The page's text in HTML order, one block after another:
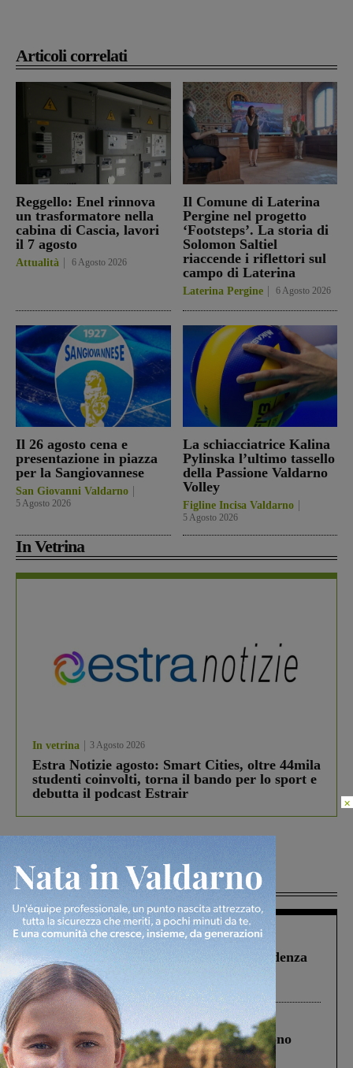
Articoli correlati
Reggello: Enel rinnova
un trasformatore nella
cabina di Cascia, lavori
il 7 agosto
Attualità 6 Agosto 2026
Il Comune di Laterina
Pergine nel progetto
‘Footsteps’. La storia di
Solomon Saltiel
riaccende i riflettori sul
campo di Laterina
Laterina Pergine 6 Agosto 2026
Il 26 agosto cena e
presentazione in piazza
per la Sangiovannese
San Giovanni Valdarno
5 Agosto 2026
La schiacciatrice Kalina
Pylinska l’ultimo tassello
della Passione Valdarno
Volley
Figline Incisa Valdarno
5 Agosto 2026
In Vetrina
In vetrina 3 Agosto 2026
Estra Notizie agosto: Smart Cities, oltre 44mila
studenti coinvolti, torna il bando per lo sport e
debutta il podcast Estrair
Più lette
Figline Incisa Valdarno 1 Agosto 2026
Piscina di Figline finanziata oltre la scadenza
Pnrr, il gruppo di Fratelli d’Italia: “Un
ringraziamento al Governo”
Cronaca 4 Agosto 2026
Un anno fa la strage in A1 in cui morirono
Gianni, Giulia e Franco. Lo schianto, il
×